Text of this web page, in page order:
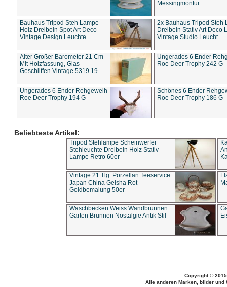
Messingmontur
Bauhaus Tripod Steh Lampe
Holz Dreibein Spot Art Deco
Vintage Design Leuchte
2x Bauhaus Tripod Steh
Dreibein Stativ Art Deco
Vintage Studio Leucht
Alter Großer Barometer 21 Cm
Mit Holzfassung, Glas
Geschliffen Vintage 5319 19
Ungerades 6 Ender
Roe Deer Trophy 242 G
Ungerades 6 Ender Rehgeweih
Roe Deer Trophy 194 G
Schönes 6 Ender
Roe Deer Trophy 186 G
Beliebteste Artikel:
Tripod Stehlampe Scheinwerfer
Stehleuchte Dreibein Holz Stativ
Lampe Retro 60er
Vintage 21 Tlg. Porzellan Teeservice
Japan China Geisha Rot
Goldbemalung 50er
Waschbecken Weiss Wandbrunnen
Garten Brunnen Nostalgie Antik Stil
Copyright ©
Alle anderen Marken, bilder und